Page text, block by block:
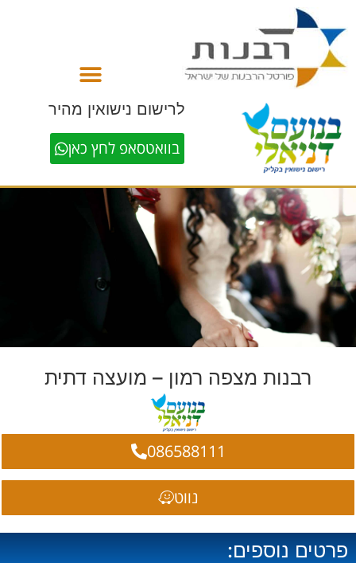
לרישום נישואין מהיר
בוואטסאפ לחץ כאן
רבנות מצפה רמון – מועצה דתית
086588111
נווט
פרטים נוספים: